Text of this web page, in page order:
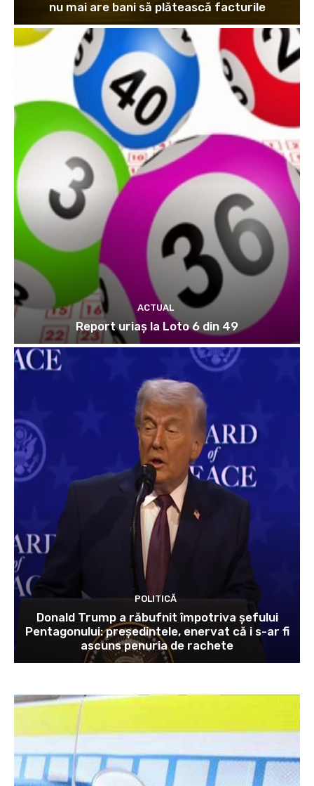
nu mai are bani să plătească facturile
ACTUAL
Report uriaș la Loto 6 din 49
POLITICĂ
Donald Trump a răbufnit împotriva șefului
Pentagonului: președintele, enervat că i s-ar fi
ascuns penuria de rachete